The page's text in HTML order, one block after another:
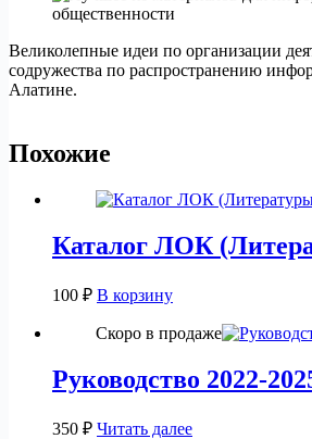
Великолепные идеи по организации
содружества по распространению
Алатине.
Похожие
Каталог ЛОК
100 ₽ В корзину
Скоро в продаже
Руководство 2022-
350 ₽ Читать далее